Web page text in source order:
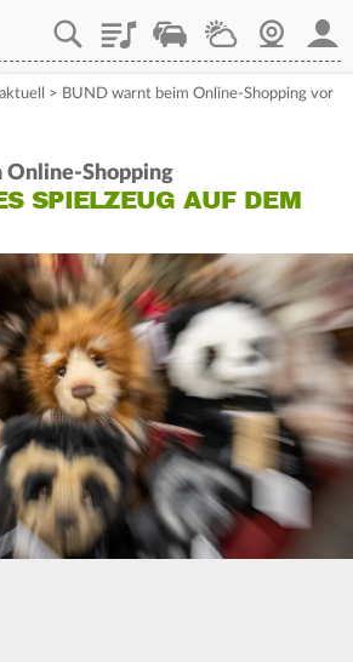
PlaylistStaupilotWetterWebcam
> BUND warnt beim Online-Shopping vor
Online-Shopping
SPIELZEUG AUF DEM